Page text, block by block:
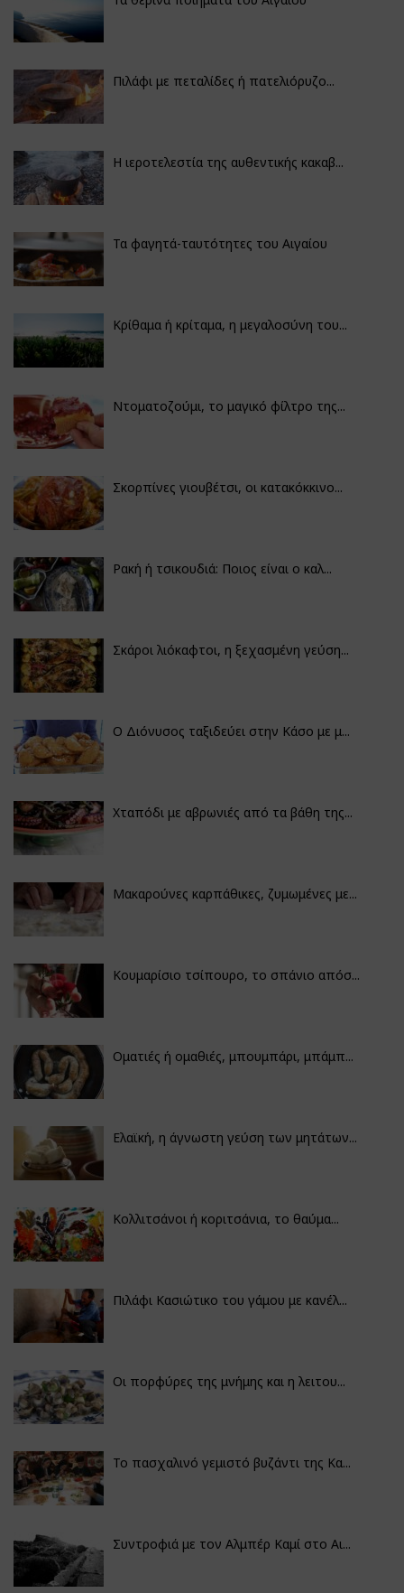
Πιλάφι με πεταλίδες ή πατελιόρυζο...
Η ιεροτελεστία της αυθεντικής κακαβ...
Τα φαγητά-ταυτότητες του Αιγαίου
Κρίθαμα ή κρίταμα, η μεγαλοσύνη του...
Ντοματοζούμι, το μαγικό φίλτρο της...
Σκορπίνες γιουβέτσι, οι κατακόκκινο...
Ρακή ή τσικουδιά: Ποιος είναι ο καλ...
Σκάροι λιόκαφτοι, η ξεχασμένη γεύση...
Ο Διόνυσος ταξιδεύει στην Κάσο με μ...
Χταπόδι με αβρωνιές από τα βάθη της...
Μακαρούνες καρπάθικες, ζυμωμένες με...
Κουμαρίσιο τσίπουρο, το σπάνιο απόσ...
Οματιές ή ομαθιές, μπουμπάρι, μπάμπ...
Ελαϊκή, η άγνωστη γεύση των μητάτων...
Κολλιτσάνοι ή κοριτσάνια, το θαύμα...
Πιλάφι Κασιώτικο του γάμου με κανέλ...
Οι πορφύρες της μνήμης και η λειτου...
Το πασχαλινό γεμιστό βυζάντι της Κα...
Συντροφιά με τον Αλμπέρ Καμί στο Αι...